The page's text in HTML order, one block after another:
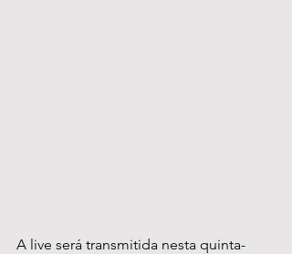
A live será transmitida nesta quinta-